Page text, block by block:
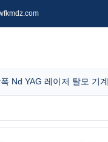
Nd YAG 레이저 탈모 기계